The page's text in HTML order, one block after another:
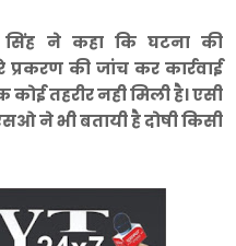
सिंह ने कहा कि घटना की
की जांच कर कार्रवाई
तहरीर नही मिली है। एसी
ने भी बतायी है दोषी किसी